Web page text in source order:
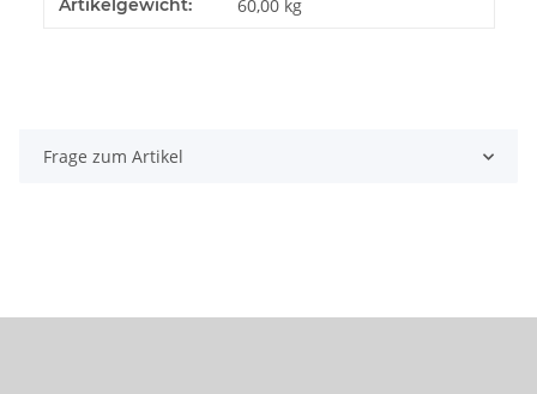
Artikelgewicht: 60,00 kg
Frage zum Artikel